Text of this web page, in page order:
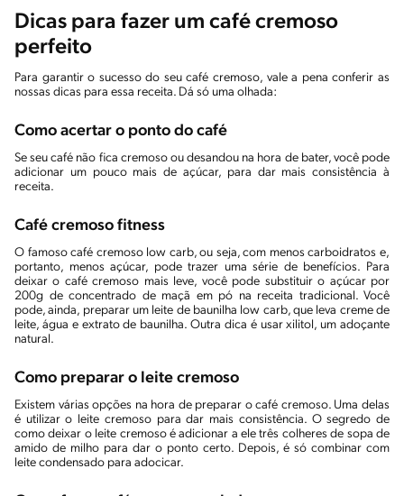
Dicas para fazer um café cremoso
perfeito
Para garantir o sucesso do seu café cremoso, vale a pena conferir as
nossas dicas para essa receita. Dá só uma olhada:
Como acertar o ponto do café
Se seu café não fica cremoso ou desandou na hora de bater, você pode
adicionar um pouco mais de açúcar, para dar mais consistência à
receita.
Café cremoso fitness
O famoso café cremoso low carb, ou seja, com menos carboidratos e,
portanto, menos açúcar, pode trazer uma série de benefícios. Para
deixar o café cremoso mais leve, você pode substituir o açúcar por
200g de concentrado de maçã em pó na receita tradicional. Você
pode, ainda, preparar um leite de baunilha low carb, que leva creme de
leite, água e extrato de baunilha. Outra dica é usar xilitol, um adoçante
natural.
Como preparar o leite cremoso
Existem várias opções na hora de preparar o café cremoso. Uma delas
é utilizar o leite cremoso para dar mais consistência. O segredo de
como deixar o leite cremoso é adicionar a ele três colheres de sopa de
amido de milho para dar o ponto certo. Depois, é só combinar com
leite condensado para adocicar.